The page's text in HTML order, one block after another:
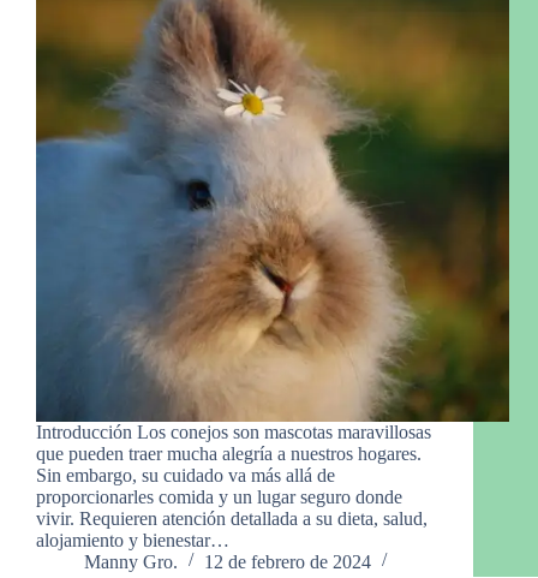
Introducción Los conejos son mascotas maravillosas
que pueden traer mucha alegría a nuestros hogares.
Sin embargo, su cuidado va más allá de
proporcionarles comida y un lugar seguro donde
vivir. Requieren atención detallada a su dieta, salud,
alojamiento y bienestar…
Manny Gro.
12 de febrero de 2024